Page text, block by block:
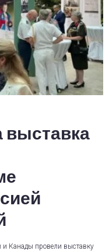
выставка
и Канады провели выставку